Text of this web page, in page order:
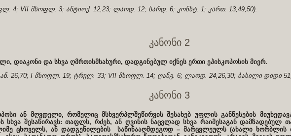
4; VII მსოფლ. 3; ანტიოქ. 12,23; ლაოდ. 12; სარდ. 6; კონსტ. 1; კართ. 13,49,50).
კანონი 2
დიაკონი და სხვა ღმრთისმსახური, დადგინებულ იქნეს ერთი ეპისკოპოსის მიერ.
26,70; I მსოფლ. 19; ტრულ. 33; VII მსოფლ. 14; ღანგ. 6; ლაოდ. 24,26,30; ბასილი დიდი
კანონი 3
ან მღვდელი, რომელიც მსხვერპლშეწირვის შესახებ უფლის განწესების
სხვა შესაწირავს: თაფლს, რძეს, ან ღვინის ნაცვლად სხვა რაიმესაგან დამზადებულ
ცხოველს, ან დადგენილების საწინააღმდეგოდ – მარცვლეულს (ახალი ხორბლის